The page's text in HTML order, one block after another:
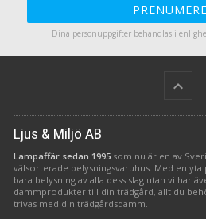
Dina personuppgifter behandlas i
keyboard_arrow_up
Ljus & Miljö AB
Lampaffär sedan 1995 som nu är en av
välsorterade belysningsvaruhus. Med en
bara belysning av alla dess slag utan vi har
dammprodukter till din trädgård, allt du
trivas med din trädgårdsdamm.